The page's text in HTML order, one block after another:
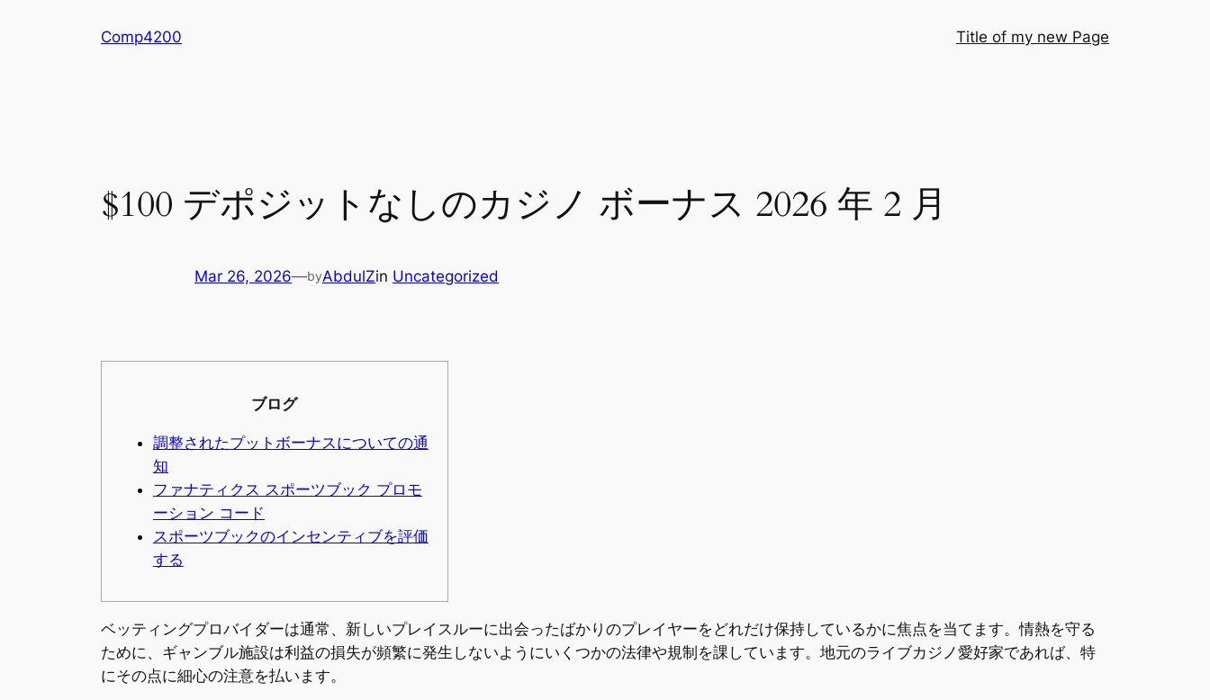
Comp4200 Title of my new Page
$100 デポジットなしのカジノ ボーナス 2026 年 2 月
Mar 26, 2026—byAbdulZin Uncategorized
ブログ
調整されたプットボーナスについての通
知
ファナティクス スポーツブック プロモ
ーション コード
スポーツブックのインセンティブを評価
する
ベッティングプロバイダーは通常、新しいプレイスルーに出会ったばかりのプレイヤーをどれだけ保持しているかに焦点を当てます。情熱を守る
ために、ギャンブル施設は利益の損失が頻繁に発生しないようにいくつかの法律や規制を課しています。地元のライブカジノ愛好家であれば、特
にその点に細心の注意を払います。